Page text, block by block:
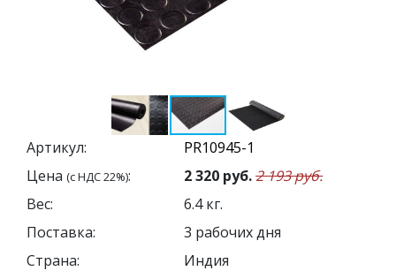
Артикул:
Цена (с НДС 22%): 2 320 руб.2 193 руб.
Вес:
6.4кг.
Поставка:
3 рабочих дня
Страна:
Индия